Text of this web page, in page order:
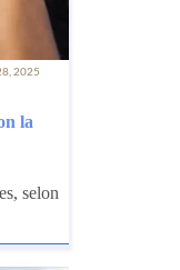
2025
la
selon